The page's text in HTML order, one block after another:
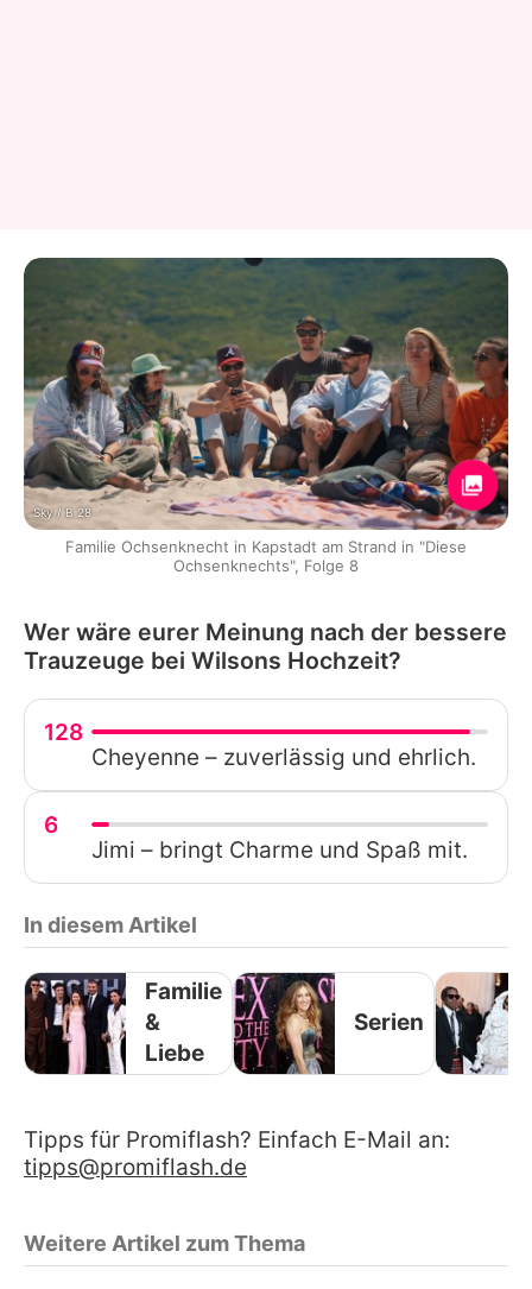
Sky / B 28
Familie Ochsenknecht in Kapstadt am Strand in "Diese
Ochsenknechts", Folge 8
Wer wäre eurer Meinung nach der bessere
Trauzeuge bei Wilsons Hochzeit?
128
Cheyenne – zuverlässig und ehrlich.
6
Jimi – bringt Charme und Spaß mit.
In diesem Artikel
Familie
&
Liebe
Serien
Tipps für Promiflash? Einfach E-Mail an:
tipps@promiflash.de
Weitere Artikel zum Thema